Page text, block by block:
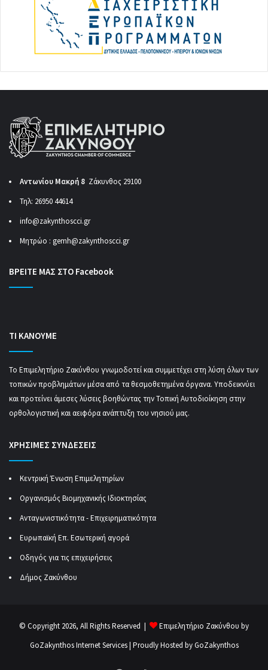
Αντωνίου Μακρή 8 Ζάκυνθος 29100
Τηλ: 26950 44614
info@zakynthoscci.gr
Μητρώο : gemh@zakynthoscci.gr
ΒΡΕΙΤΕ ΜΑΣ ΣΤΟ Facebook
ΤΙ ΚΑΝΟΥΜΕ
Το Επιμελητήριο Ζακύνθου γνωμοδοτεί και συμμετέχει στη λύση όλων των
τοπικών προβλημάτων μέσα από τα θεσμοθετημένα όργανα. Υποδεικνύει
και προτείνει άμεσες λύσεις βοηθώντας την Τοπική Αυτοδιοίκηση στην
ορθολογιστική και αειφόρα ανάπτυξη του νησιού μας.
ΧΡΗΣΙΜΕΣ ΣΥΝΔΕΣΕΙΣ
Κεντρική Ένωση Επιμελητηρίων
Οργανισμός Βιομηχανικής Ιδιοκτησίας
Ανταγωνιστικότητα - Επιχειρηματικότητα
Ευρωπαϊκή Επ. Εσωτερική αγορά
Οδηγός για τις επιχειρήσεις
Δήμος Ζακύνθου
© Copyright 2026, All Rights Reserved |
Επιμελητήριο Ζακύνθου by
GoZakynthos Internet Services| Proudly Hosted byGoZakynthos